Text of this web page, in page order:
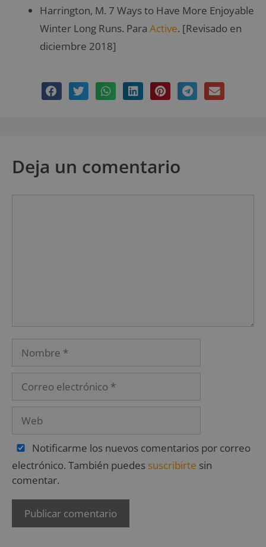
Harrington, M. 7 Ways to Have More Enjoyable
Winter Long Runs. Para Active. [Revisado en
diciembre 2018]
Deja un comentario
Notificarme los nuevos comentarios por correo
electrónico. También puedes suscribirte sin
comentar.